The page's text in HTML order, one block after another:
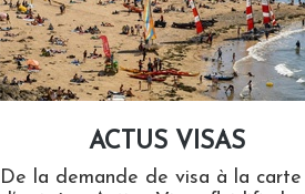
ACTUS VISAS
De la demande de visa à la carte